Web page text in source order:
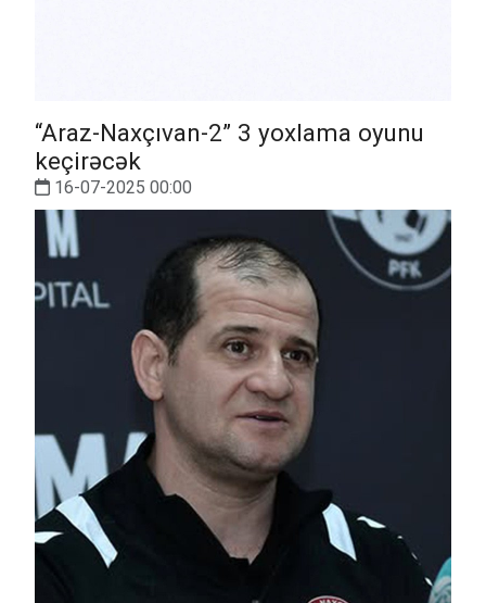
“Araz-Naxçıvan-2” 3 yoxlama oyunu
keçirəcək
16-07-2025 00:00